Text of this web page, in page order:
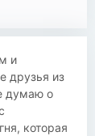
и
друзья из
думаю о
которая